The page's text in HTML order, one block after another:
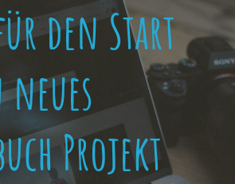
den Start
Projekt